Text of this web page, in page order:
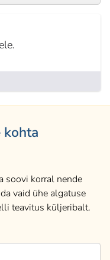
soovi korral nende
vaid ühe algatuse
teavitus küljeribalt.